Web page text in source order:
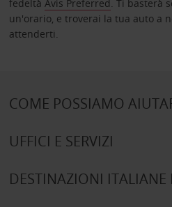
fedeltà Avis Preferred. Ti basterà
un'orario, e troverai la tua auto a
attenderti.
COME POSSIAMO
UFFICI E SERVIZI
DESTINAZIONI ITALIANE